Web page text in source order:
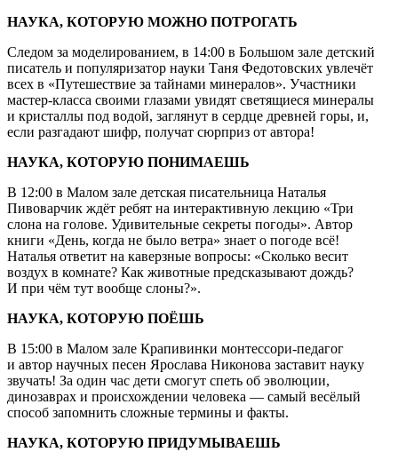
НАУКА, КОТОРУЮ МОЖНО ПОТРОГАТЬ
Следом за моделированием, в 14:00 в Большом зале детский
писатель и популяризатор науки Таня Федотовских увлечёт
всех в «Путешествие за тайнами минералов». Участники
мастер-класса своими глазами увидят светящиеся минералы
и кристаллы под водой, заглянут в сердце древней горы, и,
если разгадают шифр, получат сюрприз от автора!
НАУКА, КОТОРУЮ ПОНИМАЕШЬ
В 12:00 в Малом зале детская писательница Наталья
Пивоварчик ждёт ребят на интерактивную лекцию «Три
слона на голове. Удивительные секреты погоды». Автор
книги «День, когда не было ветра» знает о погоде всё!
Наталья ответит на каверзные вопросы: «Сколько весит
воздух в комнате? Как животные предсказывают дождь?
И при чём тут вообще слоны?».
НАУКА, КОТОРУЮ ПОЁШЬ
В 15:00 в Малом зале Крапивинки монтессори-педагог
и автор научных песен Ярослава Никонова заставит науку
звучать! За один час дети смогут спеть об эволюции,
динозаврах и происхождении человека — самый весёлый
способ запомнить сложные термины и факты.
НАУКА, КОТОРУЮ ПРИДУМЫВАЕШЬ